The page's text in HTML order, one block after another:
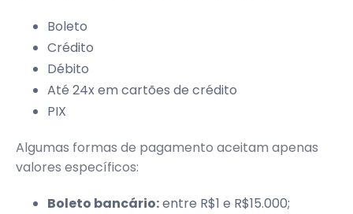
Boleto
Crédito
Débito
Até 24x em cartões de crédito
PIX
Algumas formas de pagamento aceitam apenas
valores específicos:
Boleto bancário:entre R$1 e R$15.000;